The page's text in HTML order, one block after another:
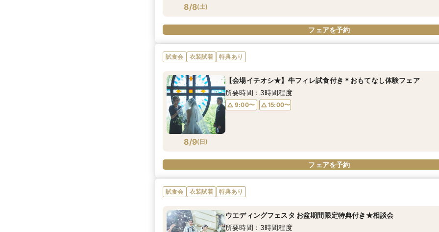
8/8(土)
フェアを予約
試食会 衣装試着 特典あり
8/9( 日)
【会場イチオシ★】牛フィレ試食付き＊おもてなし体験フェア
所要時間：3時間程度
9:00〜 15:00〜
フェアを予約
試食会 衣装試着 特典あり
ウエディングフェスタ お盆期間限定特典付き★相談会
所要時間：3時間程度